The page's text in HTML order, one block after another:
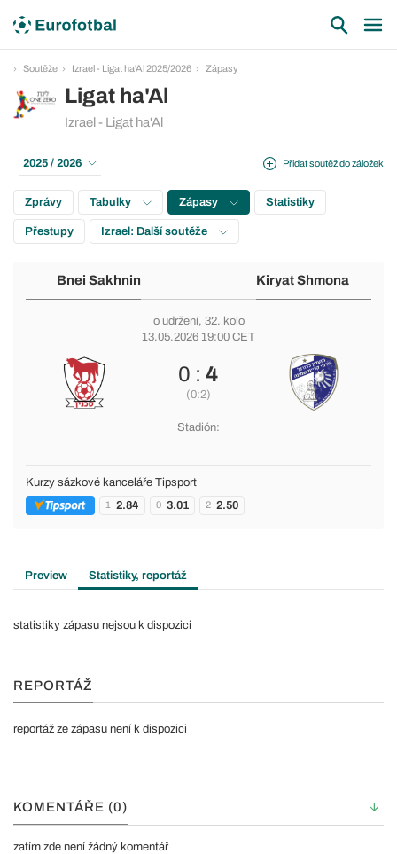
Soutěže Izrael - Ligat ha'Al 2025/2026 Zápasy
Ligat ha'Al
Izrael - Ligat ha'Al
Přidat soutěž do záložek
2025 / 2026
Zprávy Tabulky Zápasy Statistiky
Přestupy Izrael: Další soutěže
Bnei Sakhnin Kiryat Shmona
o udržení, 32. kolo
13.05.2026 19:00 CET
0 :4
(0:2)
Stadión:
Kurzy sázkové kanceláře Tipsport
1 2.84 0 3.01 2 2.50
Preview Statistiky, reportáž
statistiky zápasu nejsou k dispozici
REPORTÁŽ
reportáž ze zápasu není k dispozici
KOMENTÁŘE (0)
zatím zde není žádný komentář